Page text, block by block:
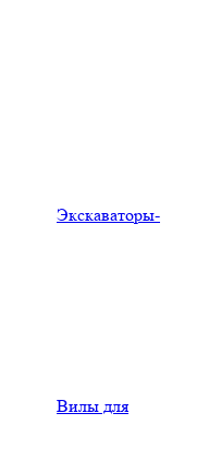
Экскаваторы-
Вилы для